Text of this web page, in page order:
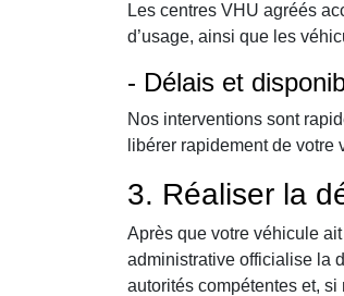
Les centres VHU agréés
d’usage, ainsi que les
- Délais et
Nos interventions sont
libérer rapidement de
3. Réaliser la
Après que votre véhicule
administrative officialise la
autorités compétentes et,